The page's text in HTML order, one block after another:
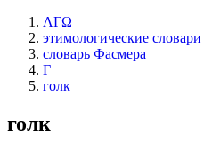
ΛΓΩ
этимологические словари
словарь Фасмера
Г
голк
голк